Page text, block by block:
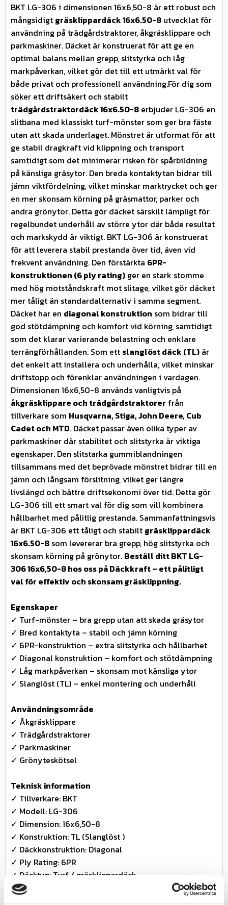
BKT LG-306 i dimensionen 16x6,50-8 är ett robust och
mångsidigt gräsklippardäck 16x6.50-8 utvecklat för
användning på trädgårdstraktorer, åkgräsklippare och
parkmaskiner. Däcket är konstruerat för att ge en
optimal balans mellan grepp, slitstyrka och låg
markpåverkan, vilket gör det till ett utmärkt val för
både privat och professionell användning.För dig som
söker ett driftsäkert och stabilt
trädgårdstraktordäck 16x6.50-8 erbjuder LG-306 en
slitbana med klassiskt turf-mönster som ger bra fäste
utan att skada underlaget. Mönstret är utformat för att
ge stabil dragkraft vid klippning och transport
samtidigt som det minimerar risken för spårbildning
på känsliga gräsytor. Den breda kontaktytan bidrar till
jämn viktfördelning, vilket minskar marktrycket och ger
en mer skonsam körning på gräsmattor, parker och
andra grönytor. Detta gör däcket särskilt lämpligt för
regelbundet underhåll av större ytor där både resultat
och markskydd är viktigt. BKT LG-306 är konstruerat
för att leverera stabil prestanda över tid, även vid
frekvent användning. Den förstärkta 6PR-
konstruktionen (6 ply rating) ger en stark stomme
med hög motståndskraft mot slitage, vilket gör däcket
mer tåligt än standardalternativ i samma segment.
Däcket har en diagonal konstruktion som bidrar till
god stötdämpning och komfort vid körning, samtidigt
som det klarar varierande belastning och enklare
terrängförhållanden. Som ett slanglöst däck (TL) är
det enkelt att installera och underhålla, vilket minskar
driftstopp och förenklar användningen i vardagen.
Dimensionen 16x6,50-8 används vanligtvis på
åkgräsklippare och trädgårdstraktorer från
tillverkare som Husqvarna, Stiga, John Deere, Cub
Cadet och MTD. Däcket passar även olika typer av
parkmaskiner där stabilitet och slitstyrka är viktiga
egenskaper. Den slitstarka gummiblandningen
tillsammans med det beprövade mönstret bidrar till en
jämn och långsam förslitning, vilket ger längre
livslängd och bättre driftsekonomi över tid. Detta gör
LG-306 till ett smart val för dig som vill kombinera
hållbarhet med pålitlig prestanda. Sammanfattningsvis
är BKT LG-306 ett tåligt och stabilt gräsklippardäck
16x6.50-8 som levererar bra grepp, hög slitstyrka och
skonsam körning på grönytor. Beställ ditt BKT LG-
306 16x6,50-8 hos oss på Däckkraft – ett pålitligt
val för effektiv och skonsam gräsklippning.
Egenskaper
✓ Turf-mönster – bra grepp utan att skada gräsytor
✓ Bred kontaktyta – stabil och jämn körning
✓ 6PR-konstruktion – extra slitstyrka och hållbarhet
✓ Diagonal konstruktion – komfort och stötdämpning
✓ Låg markpåverkan – skonsam mot känsliga ytor
✓ Slanglöst (TL) – enkel montering och underhåll
Användningsområde
✓ Åkgräsklippare
✓ Trädgårdstraktorer
✓ Parkmaskiner
✓ Grönyteskötsel
Teknisk information
✓ Tillverkare: BKT
✓ Modell: LG-306
✓ Dimension: 16x6,50-8
✓ Konstruktion: TL (Slanglöst )
✓ Däckkonstruktion: Diagonal
✓ Ply Rating: 6PR
✓ Däcktyp: Turf / gräsklippardäck
✓ Fälgdiameter: 8 tum
✓ Rekommenderad fälgbredd: ca 5.375 tum